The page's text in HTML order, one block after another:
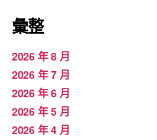
彙整
2026 年 8 月
2026 年 7 月
2026 年 6 月
2026 年 5 月
2026 年 4 月